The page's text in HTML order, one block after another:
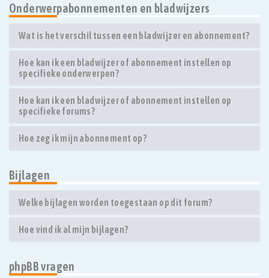
Onderwerpabonnementen en bladwijzers
Wat is het verschil tussen een bladwijzer en abonnement?
Hoe kan ik een bladwijzer of abonnement instellen op
specifieke onderwerpen?
Hoe kan ik een bladwijzer of abonnement instellen op
specifieke forums?
Hoe zeg ik mijn abonnement op?
Bijlagen
Welke bijlagen worden toegestaan op dit forum?
Hoe vind ik al mijn bijlagen?
phpBB vragen